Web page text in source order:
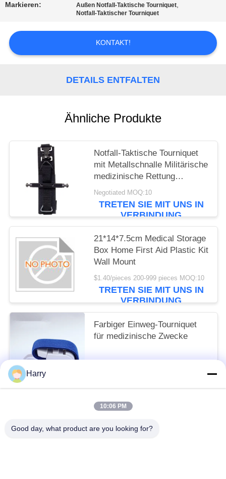
SITEMAP
DATENSCHUTZRICHTLINIE
Markieren: Außen Notfall-Taktische Tourniquet,
Notfall-Taktischer Tourniquet
KONTAKT!
DETAILS ENTFALTEN
Ähnliche Produkte
Notfall-Taktische Tourniquet
mit Metallschnalle Militärische
medizinische Rettung
Tourniquet
Negotiated MOQ:10
TRETEN SIE MIT UNS IN
VERBINDUNG
21*14*7.5cm Medical Storage
Box Home First Aid Plastic Kit
Wall Mount
$1.40/pieces 200-999 pieces MOQ:10
TRETEN SIE MIT UNS IN
VERBINDUNG
Farbiger Einweg-Tourniquet
für medizinische Zwecke
VERBINDUNG
Harry
10:06 PM
Good day, what product are you looking for?